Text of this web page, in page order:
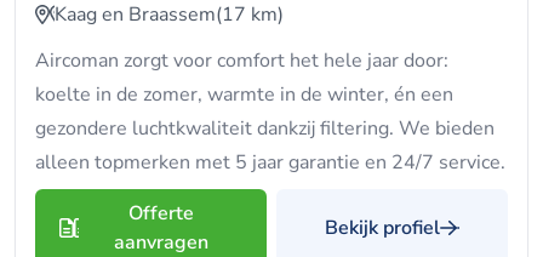
Kaag en Braassem(17 km)
Aircoman zorgt voor comfort het hele jaar door:
koelte in de zomer, warmte in de winter, én een
gezondere luchtkwaliteit dankzij filtering. We bieden
alleen topmerken met 5 jaar garantie en 24/7 service.
Offerte
aanvragen
Bekijk profiel